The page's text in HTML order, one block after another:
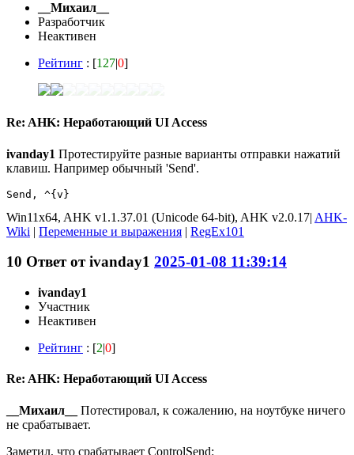
__Михаил__
Разработчик
Неактивен
Рейтинг : [127|0]
Re: AHK: Неработающий UI Access
ivanday1 Протестируйте разные варианты отправки нажатий
клавиш. Например обычный 'Send'.
Send, ^{v}
Win11x64, AHK v1.1.37.01 (Unicode 64-bit), AHK v2.0.17| AHK-
Wiki | Переменные и выражения | RegEx101
10 Ответ отivanday1 2025-01-08 11:39:14
ivanday1
Участник
Неактивен
Рейтинг : [2|0]
Re: AHK: Неработающий UI Access
__Михаил__
Потестировал, к сожалению, на ноутбуке ничего
не срабатывает.
Заметил, что срабатывает ControlSend: